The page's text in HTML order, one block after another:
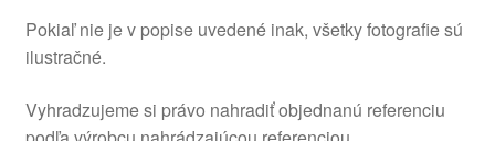
Pokiaľ nie je v popise uvedené inak, všetky fotografie sú
ilustračné.
Vyhradzujeme si právo nahradiť objednanú referenciu